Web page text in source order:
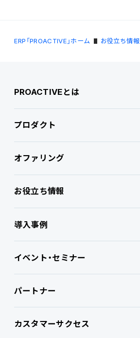
ERP「PROACTIVE」ホーム お役立ち情報
PROACTIVEとは
PROACTIVEとは
特長・選ばれる理由
ブランドコア
PROACTIVE AI
ATWILL Platform
プロダクト
プロダクト
機能
Fit to Standard
Best Practice
連携ソリューション
サポートサービス
オファリング
オファリング
業務特化型オファリング
業界特化型オファリング
経営課題別オファリング
お役立ち情報
お役立ち情報
資料ダウンロード
よくあるご質問
コラム
導入事例
イベント・セミナー
パートナー
カスタマーサクセス